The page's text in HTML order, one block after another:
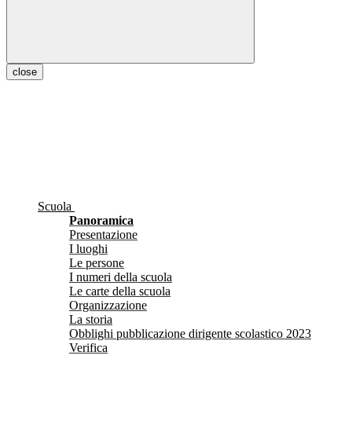
close
Scuola
Panoramica
Presentazione
I luoghi
Le persone
I numeri della scuola
Le carte della scuola
Organizzazione
La storia
Obblighi pubblicazione dirigente scolastico 2023
Verifica